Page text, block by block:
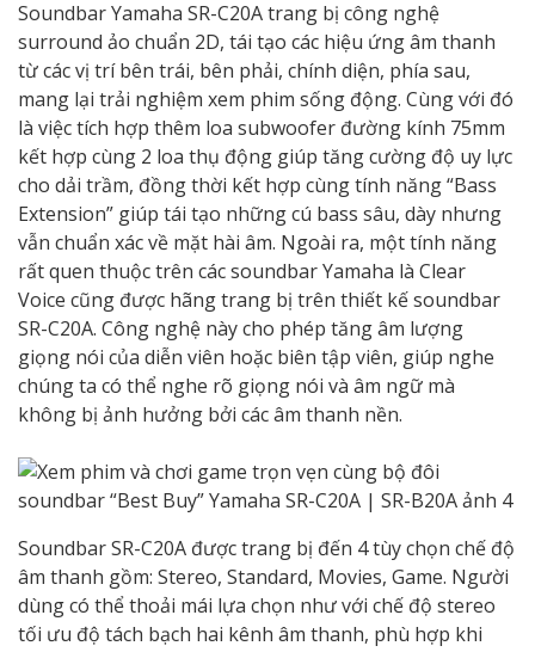
Soundbar Yamaha SR-C20A trang bị công nghệ
surround ảo chuẩn 2D, tái tạo các hiệu ứng âm thanh
từ các vị trí bên trái, bên phải, chính diện, phía sau,
mang lại trải nghiệm xem phim sống động. Cùng với đó
là việc tích hợp thêm loa subwoofer đường kính 75mm
kết hợp cùng 2 loa thụ động giúp tăng cường độ uy lực
cho dải trầm, đồng thời kết hợp cùng tính năng “Bass
Extension” giúp tái tạo những cú bass sâu, dày nhưng
vẫn chuẩn xác về mặt hài âm. Ngoài ra, một tính năng
rất quen thuộc trên các soundbar Yamaha là Clear
Voice cũng được hãng trang bị trên thiết kế soundbar
SR-C20A. Công nghệ này cho phép tăng âm lượng
giọng nói của diễn viên hoặc biên tập viên, giúp nghe
chúng ta có thể nghe rõ giọng nói và âm ngữ mà
không bị ảnh hưởng bởi các âm thanh nền.
Soundbar SR-C20A được trang bị đến 4 tùy chọn chế độ
âm thanh gồm: Stereo, Standard, Movies, Game. Người
dùng có thể thoải mái lựa chọn như với chế độ stereo
tối ưu độ tách bạch hai kênh âm thanh, phù hợp khi